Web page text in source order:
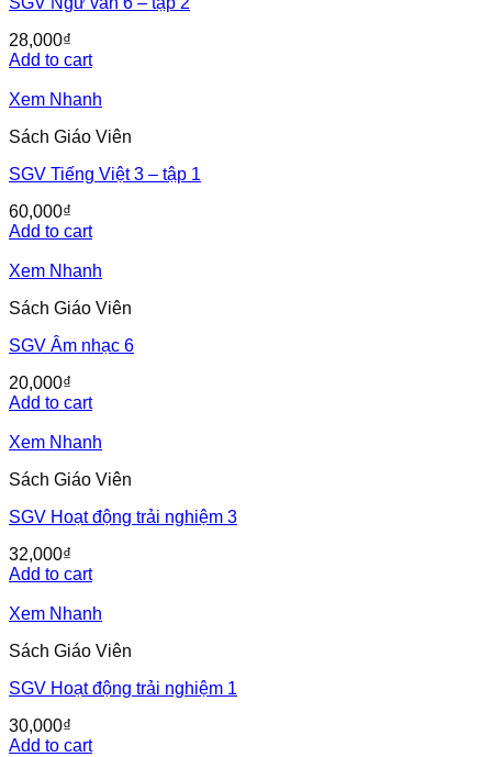
28,000₫
Add to cart
Xem Nhanh
Sách Giáo Viên
SGV Tiếng Việt 3 – tập 1
60,000₫
Add to cart
Xem Nhanh
Sách Giáo Viên
SGV Âm nhạc 6
20,000₫
Add to cart
Xem Nhanh
Sách Giáo Viên
SGV Hoạt động trải nghiệm 3
32,000₫
Add to cart
Xem Nhanh
Sách Giáo Viên
SGV Hoạt động trải nghiệm 1
30,000₫
Add to cart